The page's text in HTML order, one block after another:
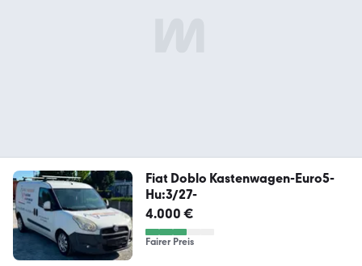
Fiat Doblo Kastenwagen-Euro5-
Hu:3/27-
4.000 €
Fairer Preis